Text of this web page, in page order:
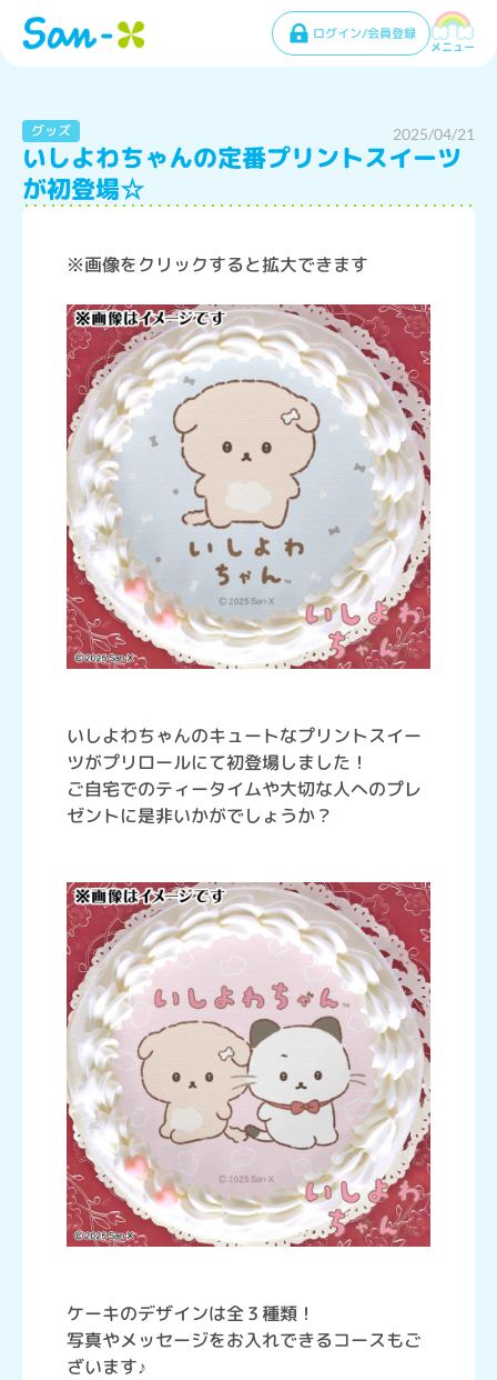
ログイン/会員登録
メニュー
グッズ 2025/04/21
いしよわちゃんの定番プリントスイーツ
が初登場☆
※画像をクリックすると拡大できます
いしよわちゃんのキュートなプリントスイー
ツがプリロールにて初登場しました！
ご自宅でのティータイムや大切な人へのプレ
ゼントに是非いかがでしょうか？
ケーキのデザインは全３種類！
写真やメッセージをお入れできるコースもご
ざいます♪